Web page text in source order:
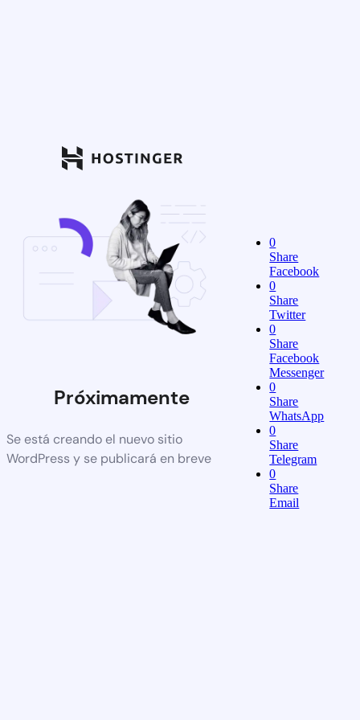
Próximamente
Se está creando el nuevo sitio
WordPress y se publicará en breve
0
Share
Facebook
0
Share
Twitter
0
Share
Facebook
Messenger
0
Share
WhatsApp
0
Share
Telegram
0
Share
Email